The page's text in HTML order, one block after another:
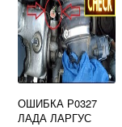
ОШИБКА Р0327
ЛАДА ЛАРГУС